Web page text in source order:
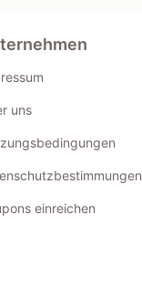
uns
einreichen